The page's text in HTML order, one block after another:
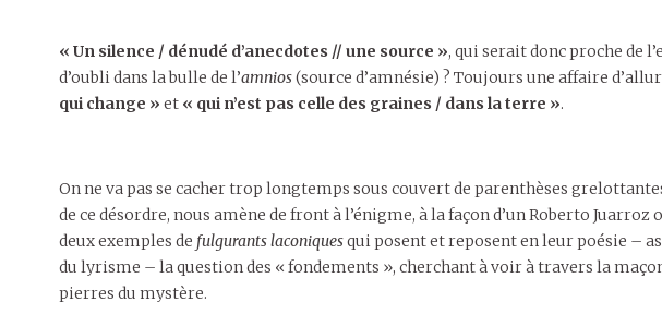
« Un silence / dénudé d’anecdotes // une source », qui serait donc proche de
d’oubli dans la bulle de l’amnios(source d’amnésie) ? Toujours une affaire
qui change » et « qui n’est pas celle des graines / dans la terre ».
On ne va pas se cacher trop longtemps sous couvert de parenthèses
de ce désordre, nous amène de front à l’énigme, à la façon d’un Roberto
deux exemples de fulgurants laconiquesqui posent et reposent en leur poésie –
du lyrisme – la question des « fondements », cherchant à voir à travers la
pierres du mystère.